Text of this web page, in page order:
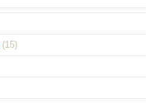
(15)